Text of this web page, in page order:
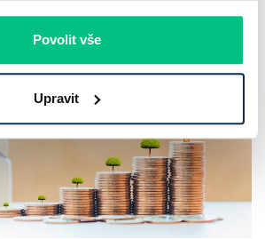
Povolit vše
Upravit